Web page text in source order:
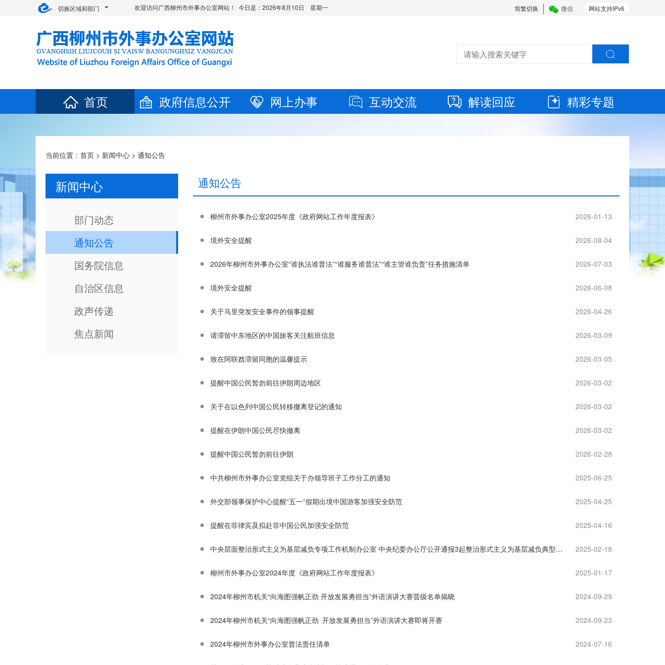
切换区域和部门 网站支持IPv6
简繁切换 微信
欢迎访问广西柳州市外事办公室网站！ 今日是： 2026年8月10日 星期一
首页 政府信息公开 网上办事 互动交流 解读回应 精彩专题
当前位置： 首页 > 新闻中心 > 通知公告
新闻中心
部门动态
通知公告
国务院信息
自治区信息
政声传递
焦点新闻
通知公告
柳州市外事办公室2025年度《政府网站工作年度报表》 2026-01-13
境外安全提醒 2026-08-04
2026年柳州市外事办公室“谁执法谁普法”“谁服务谁普法”“谁主管谁负责”任务措施清单 2026-07-03
境外安全提醒 2026-06-08
关于马里突发安全事件的领事提醒 2026-04-26
请滞留中东地区的中国旅客关注航班信息 2026-03-09
致在阿联酋滞留同胞的温馨提示 2026-03-05
提醒中国公民暂勿前往伊朗周边地区 2026-03-02
关于在以色列中国公民转移撤离登记的通知 2026-03-02
提醒在伊朗中国公民尽快撤离 2026-03-02
提醒中国公民暂勿前往伊朗 2026-02-28
中共柳州市外事办公室党组关于办领导班子工作分工的通知 2025-06-25
外交部领事保护中心提醒“五一”假期出境中国游客加强安全防范 2025-04-25
提醒在菲律宾及拟赴菲中国公民加强安全防范 2025-04-16
中央层面整治形式主义为基层减负专项工作机制办公室 中央纪委办公厅公开通报3起整治形式主义为基层减负典型问题 2025-02-18
柳州市外事办公室2024年度《政府网站工作年度报表》 2025-01-17
2024年柳州市机关“向海图强帆正劲 开放发展勇担当”外语演讲大赛晋级名单揭晓 2024-09-29
2024年柳州市机关“向海图强帆正劲 开放发展勇担当”外语演讲大赛即将开赛 2024-09-23
2024年柳州市外事办公室普法责任清单 2024-07-16